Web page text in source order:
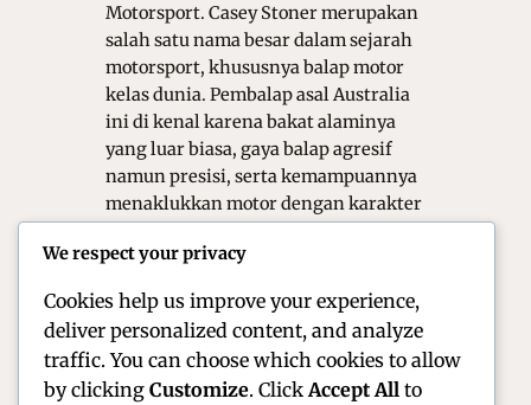
Motorsport. Casey Stoner merupakan
salah satu nama besar dalam sejarah
motorsport, khususnya balap motor
kelas dunia. Pembalap asal Australia
ini di kenal karena bakat alaminya
yang luar biasa, gaya balap agresif
namun presisi, serta kemampuannya
menaklukkan motor dengan karakter
di bandingkan pembalap lain,
We respect your privacy
Cookies help us improve your experience,
deliver personalized content, and analyze
traffic. You can choose which cookies to allow
by clicking Customize. Click Accept All to